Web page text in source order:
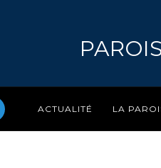
ACTUALITÉ LA